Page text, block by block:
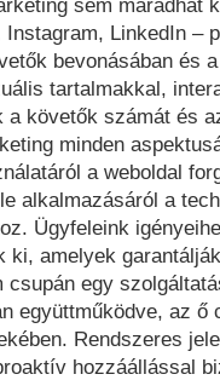
sem maradhat
LinkedIn –
bevonásában és
tartalmakkal,
a követők számát és
minden
a weboldal
alkalmazásáról a
Ügyfeleink
ki, amelyek
egy
együttműködve, az ő
Rendszeres
hozzáállással